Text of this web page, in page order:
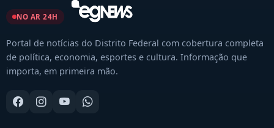
NO AR 24H
Portal de notícias do Distrito Federal com cobertura completa
de política, economia, esportes e cultura. Informação que
importa, em primeira mão.